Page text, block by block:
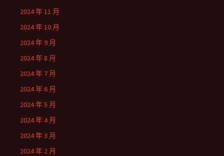
2024 年 11 月
2024 年 10 月
2024 年 9 月
2024 年 8 月
2024 年 7 月
2024 年 6 月
2024 年 5 月
2024 年 4 月
2024 年 3 月
2024 年 2 月